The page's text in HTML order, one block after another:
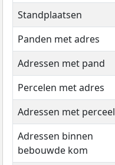
Standplaatsen
Panden met adres
Adressen met pand
Percelen met adres
Adressen met perceel
Adressen binnen
bebouwde kom